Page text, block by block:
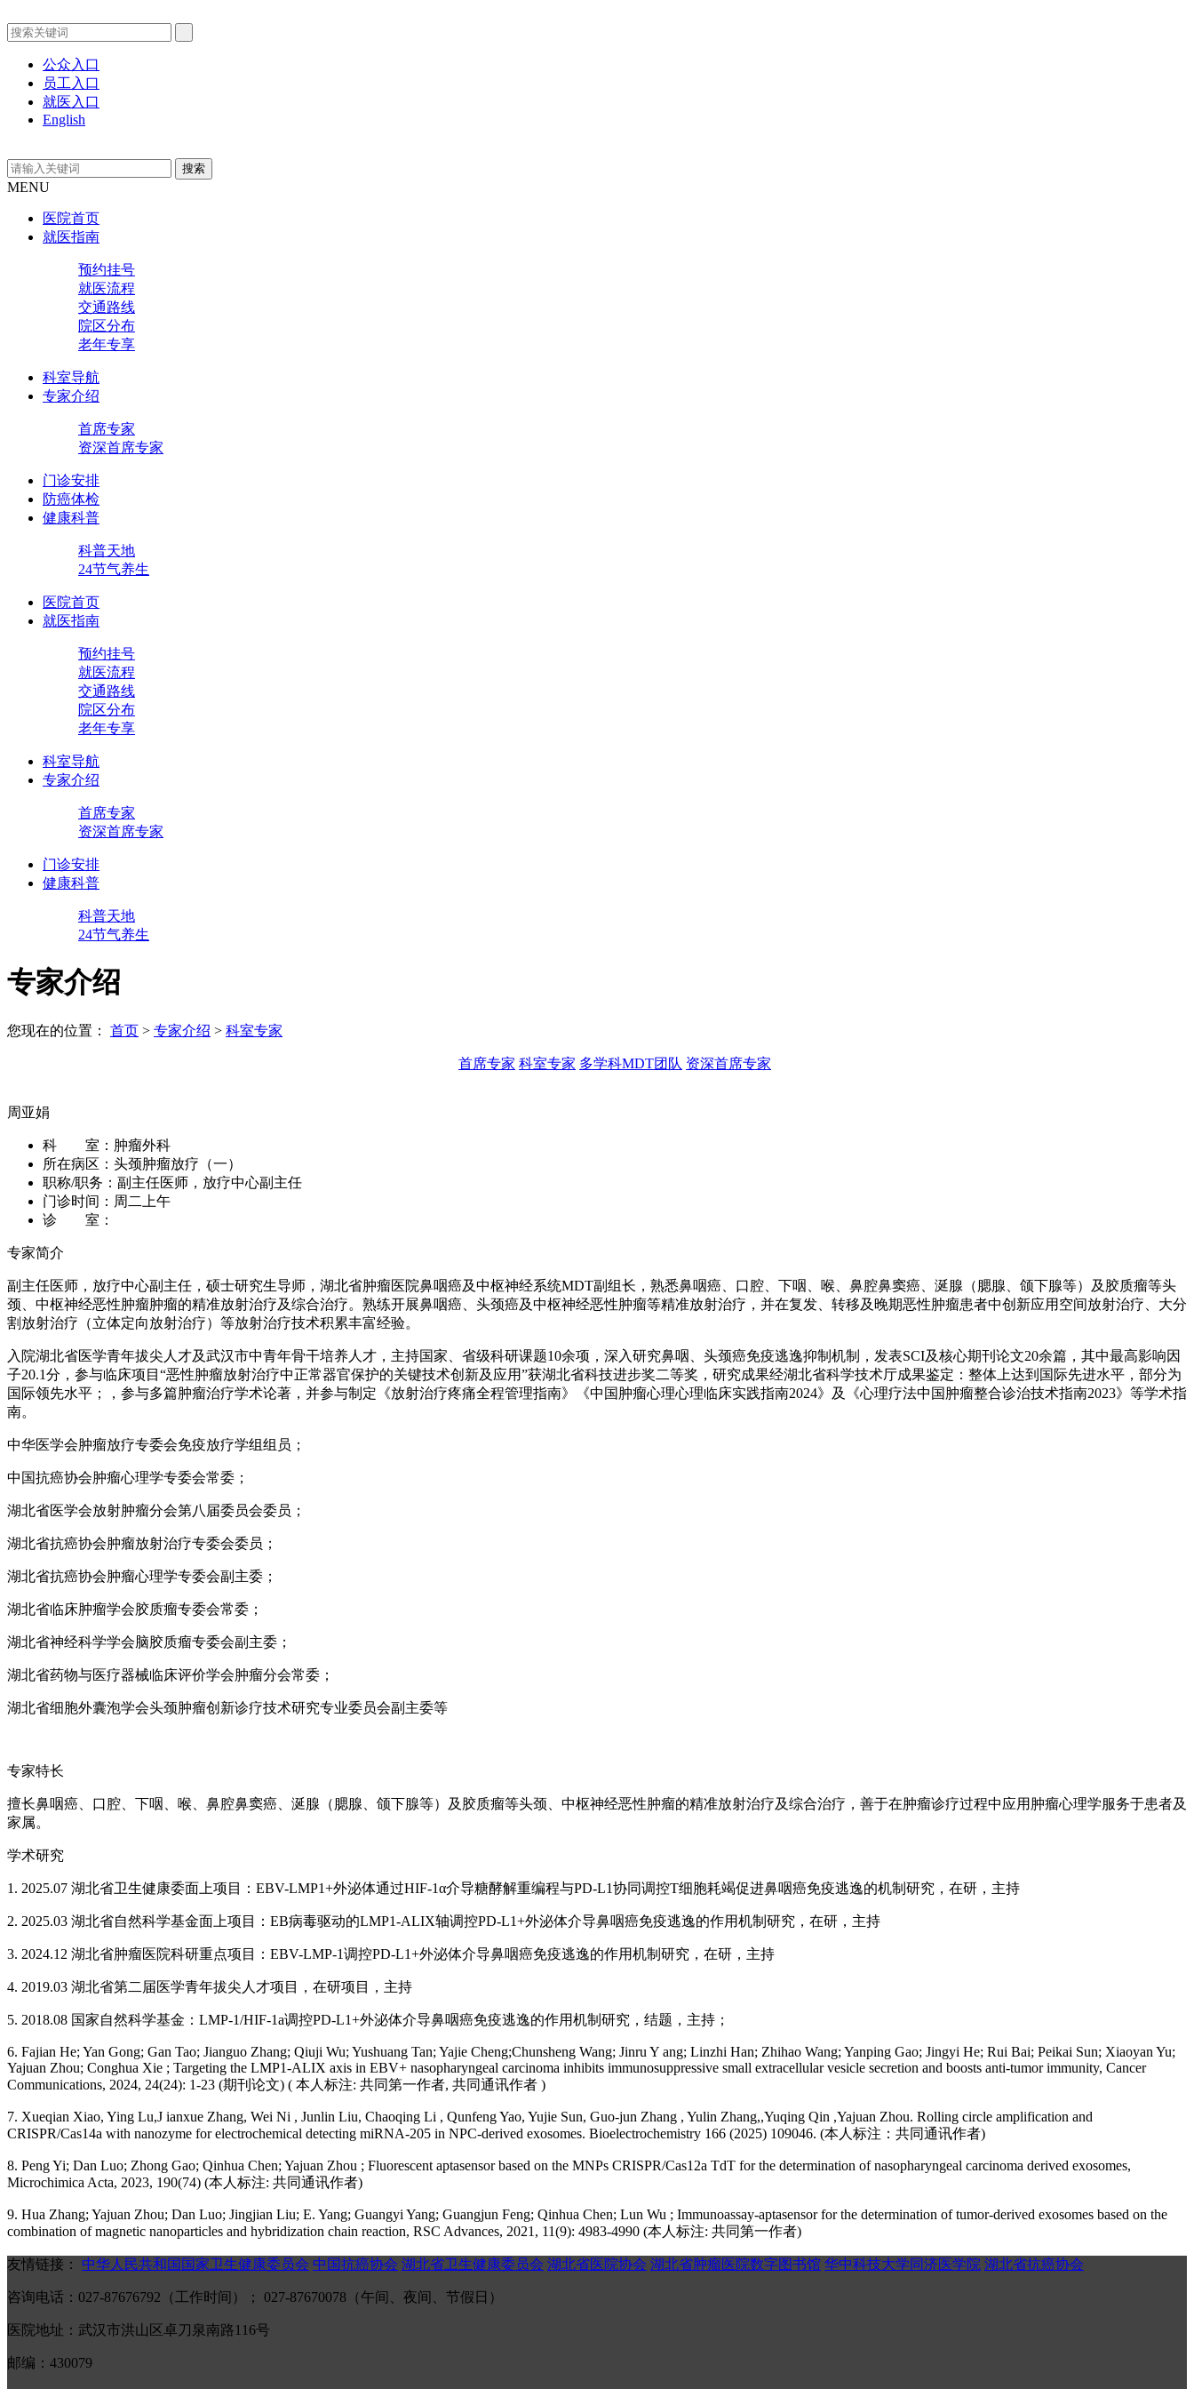
公众入口
员工入口
就医入口
English
MENU
医院首页
就医指南
预约挂号
就医流程
交通路线
院区分布
老年专享
科室导航
专家介绍
首席专家
资深首席专家
门诊安排
防癌体检
健康科普
科普天地
24节气养生
医院首页
就医指南
预约挂号
就医流程
交通路线
院区分布
老年专享
科室导航
专家介绍
首席专家
资深首席专家
门诊安排
健康科普
科普天地
24节气养生
专家介绍
您现在的位置： 首页 > 专家介绍 > 科室专家
首席专家 科室专家 多学科MDT团队 资深首席专家
周亚娟
科 室： 肿瘤外科
所在病区： 头颈肿瘤放疗（一）
职称/职务： 副主任医师，放疗中心副主任
门诊时间： 周二上午
诊 室：
专家简介
副主任医师，放疗中心副主任，硕士研究生导师，湖北省肿瘤医院鼻咽癌及中枢神经系统MDT副组长，熟悉鼻咽癌、口腔、下咽、喉、鼻腔鼻窦癌、涎腺（腮腺、颌下腺等）及胶质瘤等头
颈、中枢神经恶性肿瘤肿瘤的精准放射治疗及综合治疗。熟练开展鼻咽癌、头颈癌及中枢神经恶性肿瘤等精准放射治疗，并在复发、转移及晚期恶性肿瘤患者中创新应用空间放射治疗、大分
割放射治疗（立体定向放射治疗）等放射治疗技术积累丰富经验。
入院湖北省医学青年拔尖人才及武汉市中青年骨干培养人才，主持国家、省级科研课题10余项，深入研究鼻咽、头颈癌免疫逃逸抑制机制，发表SCI及核心期刊论文20余篇，其中最高影响因
子20.1分，参与临床项目“恶性肿瘤放射治疗中正常器官保护的关键技术创新及应用”获湖北省科技进步奖二等奖，研究成果经湖北省科学技术厅成果鉴定：整体上达到国际先进水平，部分为
国际领先水平；，参与多篇肿瘤治疗学术论著，并参与制定《放射治疗疼痛全程管理指南》《中国肿瘤心理心理临床实践指南2024》及《心理疗法中国肿瘤整合诊治技术指南2023》等学术指
南。
中华医学会肿瘤放疗专委会免疫放疗学组组员；
中国抗癌协会肿瘤心理学专委会常委；
湖北省医学会放射肿瘤分会第八届委员会委员；
湖北省抗癌协会肿瘤放射治疗专委会委员；
湖北省抗癌协会肿瘤心理学专委会副主委；
湖北省临床肿瘤学会胶质瘤专委会常委；
湖北省神经科学学会脑胶质瘤专委会副主委；
湖北省药物与医疗器械临床评价学会肿瘤分会常委；
湖北省细胞外囊泡学会头颈肿瘤创新诊疗技术研究专业委员会副主委等
专家特长
擅长鼻咽癌、口腔、下咽、喉、鼻腔鼻窦癌、涎腺（腮腺、颌下腺等）及胶质瘤等头颈、中枢神经恶性肿瘤的精准放射治疗及综合治疗，善于在肿瘤诊疗过程中应用肿瘤心理学服务于患者及
家属。
学术研究
1. 2025.07 湖北省卫生健康委面上项目：EBV-LMP1+外泌体通过HIF-1α介导糖酵解重编程与PD-L1协同调控T细胞耗竭促进鼻咽癌免疫逃逸的机制研究，在研，主持
2. 2025.03 湖北省自然科学基金面上项目：EB病毒驱动的LMP1-ALIX轴调控PD-L1+外泌体介导鼻咽癌免疫逃逸的作用机制研究，在研，主持
3. 2024.12 湖北省肿瘤医院科研重点项目：EBV-LMP-1调控PD-L1+外泌体介导鼻咽癌免疫逃逸的作用机制研究，在研，主持
4. 2019.03 湖北省第二届医学青年拔尖人才项目，在研项目，主持
5. 2018.08 国家自然科学基金：LMP-1/HIF-1a调控PD-L1+外泌体介导鼻咽癌免疫逃逸的作用机制研究，结题，主持；
6. Fajian He; Yan Gong; Gan Tao; Jianguo Zhang; Qiuji Wu; Yushuang Tan; Yajie Cheng;Chunsheng Wang; Jinru Y ang; Linzhi Han; Zhihao Wang; Yanping Gao; Jingyi He; Rui Bai; Peikai Sun; Xiaoyan Yu;
Yajuan Zhou; Conghua Xie ; Targeting the LMP1‐ALIX axis in EBV+ nasopharyngeal carcinoma inhibits immunosuppressive small extracellular vesicle secretion and boosts anti‐tumor immunity, Cancer
Communications, 2024, 24(24): 1-23 (期刊论文) ( 本人标注: 共同第一作者, 共同通讯作者 )
7. Xueqian Xiao, Ying Lu,J ianxue Zhang, Wei Ni , Junlin Liu, Chaoqing Li , Qunfeng Yao, Yujie Sun, Guo-jun Zhang , Yulin Zhang,,Yuqing Qin ,Yajuan Zhou. Rolling circle amplification and
CRISPR/Cas14a with nanozyme for electrochemical detecting miRNA-205 in NPC-derived exosomes. Bioelectrochemistry 166 (2025) 109046. (本人标注：共同通讯作者)
8. Peng Yi; Dan Luo; Zhong Gao; Qinhua Chen; Yajuan Zhou ; Fluorescent aptasensor based on the MNPs CRISPR/Cas12a TdT for the determination of nasopharyngeal carcinoma derived exosomes,
Microchimica Acta, 2023, 190(74) (本人标注: 共同通讯作者)
9. Hua Zhang; Yajuan Zhou; Dan Luo; Jingjian Liu; E. Yang; Guangyi Yang; Guangjun Feng; Qinhua Chen; Lun Wu ; Immunoassay-aptasensor for the determination of tumor-derived exosomes based on the
combination of magnetic nanoparticles and hybridization chain reaction, RSC Advances, 2021, 11(9): 4983-4990 (本人标注: 共同第一作者)
友情链接： 中华人民共和国国家卫生健康委员会 中国抗癌协会 湖北省卫生健康委员会 湖北省医院协会 湖北省肿瘤医院数字图书馆 华中科技大学同济医学院 湖北省抗癌协会
咨询电话：027-87676792（工作时间）； 027-87670078（午间、夜间、节假日）
医院地址：武汉市洪山区卓刀泉南路116号
邮编：430079